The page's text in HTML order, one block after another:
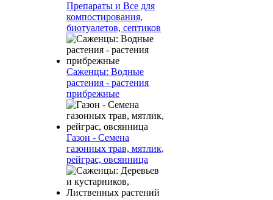
Препараты и Все для
компостирования,
биотуалетов, септиков
Саженцы: Водные
растения - растения
прибрежные
Газон - Семена
газонных трав, мятлик,
рейграс, овсянница